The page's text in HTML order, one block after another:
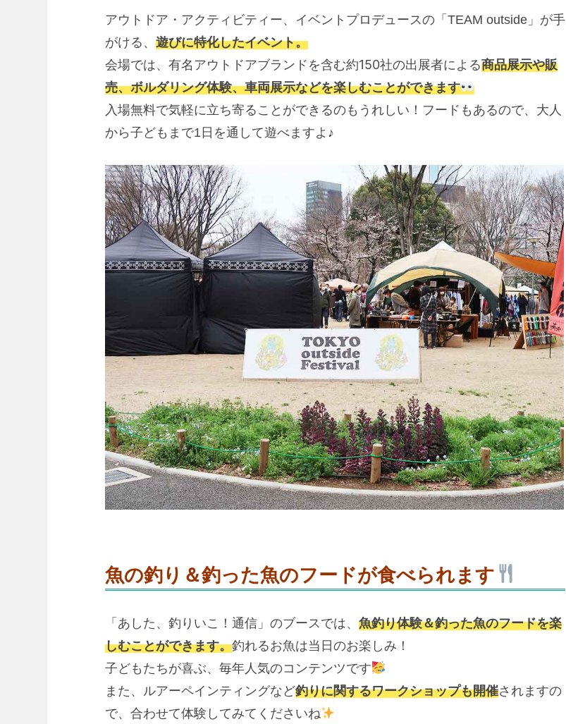
アウトドア・アクティビティー、イベントプロデュースの「TEAM outside」が手
がける、 遊びに特化したイベント。
会場では、有名アウトドアブランドを含む約150社の出展者による商品展示や販
売、ボルダリング体験、車両展示などを楽しむことができます
入場無料で気軽に立ち寄ることができるのもうれしい！ フードもあるので、大人
から子どもまで1日を通して遊べますよ♪
魚の釣り＆釣った魚のフードが食べられます
「あした、釣りいこ！通信」のブースでは、 魚釣り体験＆釣った魚のフードを楽
しむことができます。釣れるお魚は当日のお楽しみ！
子どもたちが喜ぶ、毎年人気のコンテンツです
また、ルアーペインティングなど釣りに関するワークショップも開催されますの
で、合わせて体験してみてくださいね